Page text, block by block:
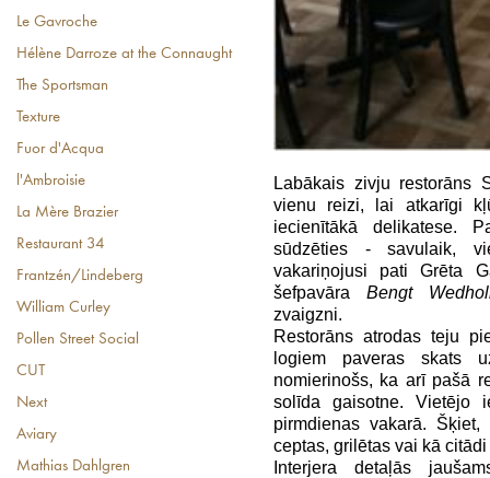
Le Gavroche
Hélène Darroze at the Connaught
The Sportsman
Texture
Fuor d'Acqua
l'Ambroisie
La Mère Brazier
Restaurant 34
Frantzén/Lindeberg
William Curley
Pollen Street Social
CUT
Next
Aviary
Mathias Dahlgren
Labākais zivju restorāns
vienu reizi, lai atkarīgi
iecienītākā delikatese.
sūdzēties - savulaik,
vakariņojusi pati Grēta
šefpavāra Bengt
zvaigzni.
Restorāns atrodas teju
logiem paveras skats
nomierinošs, ka arī pašā
solīda gaisotne. Vietējo
pirmdienas vakarā.
ceptas, grilētas vai kā
Interjera detaļās